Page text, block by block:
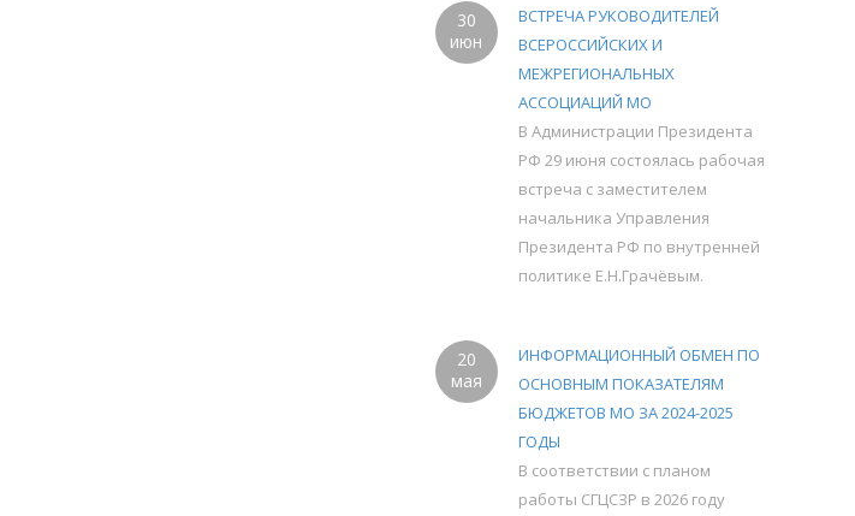
30
июн
ВСТРЕЧА РУКОВОДИТЕЛЕЙ
ВСЕРОССИЙСКИХ И
МЕЖРЕГИОНАЛЬНЫХ
АССОЦИАЦИЙ МО
В Администрации Президента
РФ 29 июня состоялась рабочая
встреча с заместителем
начальника Управления
Президента РФ по внутренней
политике Е.Н.Грачёвым.
20
мая
ИНФОРМАЦИОННЫЙ ОБМЕН ПО
ОСНОВНЫМ ПОКАЗАТЕЛЯМ
БЮДЖЕТОВ МО ЗА 2024-2025
ГОДЫ
В соответствии с планом
работы СГЦСЗР в 2026 году